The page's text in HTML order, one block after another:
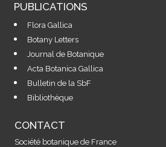
PUBLICATIONS
Flora Gallica
Botany Letters
Journal de Botanique
Acta Botanica Gallica
Bulletin de la SbF
Bibliothèque
CONTACT
Société botanique de France